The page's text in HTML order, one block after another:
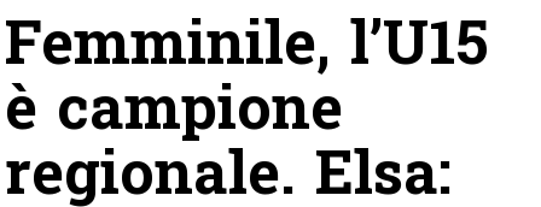
Femminile, l’U15
è campione
regionale. Elsa: